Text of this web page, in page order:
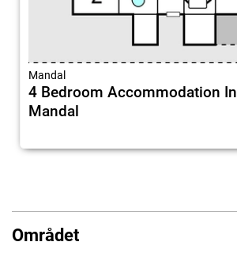
Mandal
4 Bedroom Accommodation In
Mandal
Området